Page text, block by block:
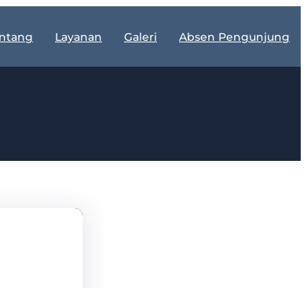
Layanan Galeri Absen Pengunjung